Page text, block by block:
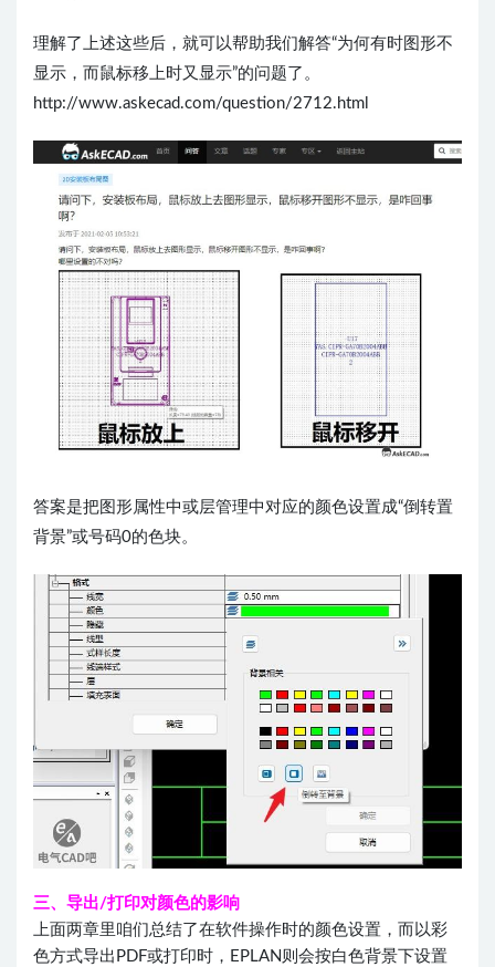
理解了上述这些后，就可以帮助我们解答“为何有时图形不
显示，而鼠标移上时又显示”的问题了。
http://www.askecad.com/question/2712.html
答案是把图形属性中或层管理中对应的颜色设置成“倒转置
背景”或号码0的色块。
三、导出/打印对颜色的影响
上面两章里咱们总结了在软件操作时的颜色设置，而以彩
色方式导出PDF或打印时，EPLAN则会按白色背景下设置